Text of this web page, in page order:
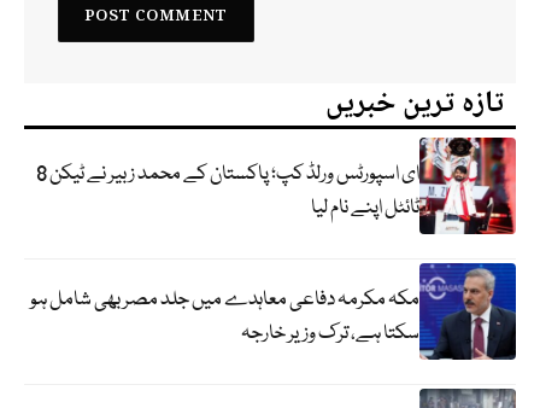
تازہ ترین خبریں
ای اسپورٹس ورلڈ کپ؛ پاکستان کے محمد زبیر نے ٹیکن 8
ٹائٹل اپنے نام لیا
مکہ مکرمہ دفاعی معاہدے میں جلد مصر بھی شامل ہو
سکتا ہے، ترک وزیر خارجہ